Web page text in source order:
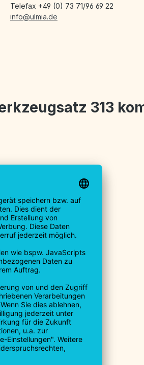
Telefax +49 (0) 73 71/96 69 22
info@ulmia.de
313